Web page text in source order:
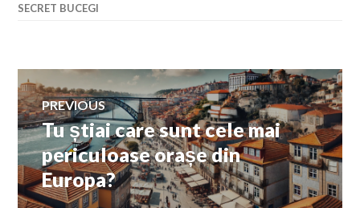
SECRET BUCEGI
Navigare
în
articole
PREVIOUS
Previous
post:
Tu știai care sunt cele mai
periculoase orașe din
Europa?